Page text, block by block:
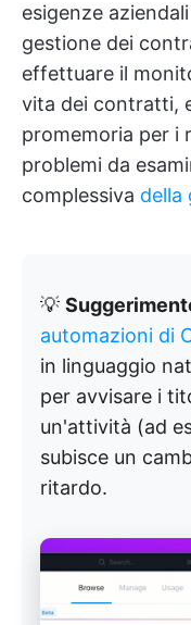
esigenze
gestione dei
effettuare il
vita dei contratti,
promemoria per i
problemi da
complessiva della
💡
automazioni di
in linguaggio
per avvisare i
un'attività (ad
subisce un
ritardo.